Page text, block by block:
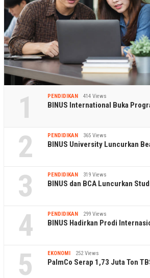
1 PENDIDIKAN 414 Views
BINUS International Buka
2 PENDIDIKAN 365 Views
BINUS University Luncurkan
3 PENDIDIKAN 319 Views
BINUS dan BCA Luncurkan
4 PENDIDIKAN 299 Views
BINUS Hadirkan Prodi
5 EKONOMI 252 Views
PalmCo Serap 1,73 Juta Ton